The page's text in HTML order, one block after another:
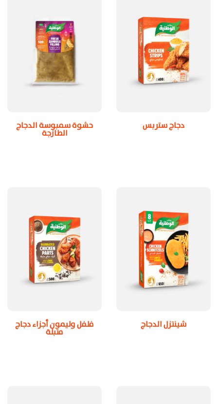
دجاج ستربس حشوة سمبوسة الدجاج
الطازجة
شينتزل الدجاج فلفل وليمون أجزاء دجاج
متبلة